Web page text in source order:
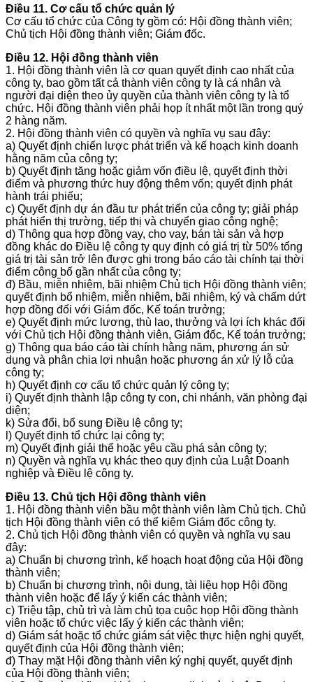
Điều 11. Cơ cấu tổ chức quản lý
Cơ cấu tổ chức của Công ty gồm có: Hội đồng thành viên;
Chủ tịch Hội đồng thành viên; Giám đốc.
Điều 12. Hội đồng thành viên
1. Hội đồng thành viên là cơ quan quyết định cao nhất của
công ty, bao gồm tất cả thành viên công ty là cá nhân và
người đại diện theo ủy quyền của thành viên công ty là tổ
chức. Hội đồng thành viên phải họp ít nhất một lần trong quý
2 hàng năm.
2. Hội đồng thành viên có quyền và nghĩa vụ sau đây:
a) Quyết định chiến lược phát triển và kế hoạch kinh doanh
hằng năm của công ty;
b) Quyết định tăng hoặc giảm vốn điều lệ, quyết định thời
điểm và phương thức huy động thêm vốn; quyết định phát
hành trái phiếu;
c) Quyết định dự án đầu tư phát triển của công ty; giải pháp
phát hiển thị trường, tiếp thị và chuyển giao công nghệ;
d) Thông qua hợp đồng vay, cho vay, bán tài sản và hợp
đồng khác do Điều lệ công ty quy định có giá trị từ 50% tổng
giá trị tài sản trở lên được ghi trong báo cáo tài chính tại thời
điểm công bố gần nhất của công ty;
đ) Bầu, miễn nhiệm, bãi nhiệm Chủ tịch Hội đồng thành viên;
quyết định bổ nhiệm, miễn nhiệm, bãi nhiệm, ký và chấm dứt
hợp đồng đối với Giám đốc, Kế toán trưởng;
e) Quyết định mức lương, thù lao, thưởng và lợi ích khác đối
với Chủ tịch Hội đồng thành viên, Giám đốc, Kế toán trưởng;
g) Thông qua báo cáo tài chính hằng năm, phương án sử
dụng và phân chia lợi nhuận hoặc phương án xử lý lỗ của
công ty;
h) Quyết định cơ cấu tổ chức quản lý công ty;
i) Quyết định thành lập công ty con, chi nhánh, văn phòng đại
diện;
k) Sửa đổi, bổ sung Điều lệ công ty;
l) Quyết định tổ chức lại công ty;
m) Quyết định giải thể hoặc yêu cầu phá sản công ty;
n) Quyền và nghĩa vụ khác theo quy định của Luật Doanh
nghiệp và Điều lệ công ty.
Điều 13. Chủ tịch Hội đồng thành viên
1. Hội đồng thành viên bầu một thành viên làm Chủ tịch. Chủ
tịch Hội đồng thành viên có thể kiêm Giám đốc công ty.
2. Chủ tịch Hội đồng thành viên có quyền và nghĩa vụ sau
đây:
a) Chuẩn bị chương trình, kế hoạch hoạt động của Hội đồng
thành viên;
b) Chuẩn bị chương trình, nội dung, tài liệu họp Hội đồng
thành viên hoặc để lấy ý kiến các thành viên;
c) Triệu tập, chủ trì và làm chủ tọa cuộc họp Hội đồng thành
viên hoặc tổ chức việc lấy ý kiến các thành viên;
d) Giám sát hoặc tổ chức giám sát việc thực hiện nghị quyết,
quyết định của Hội đồng thành viên;
đ) Thay mặt Hội đồng thành viên ký nghị quyết, quyết định
của Hội đồng thành viên;